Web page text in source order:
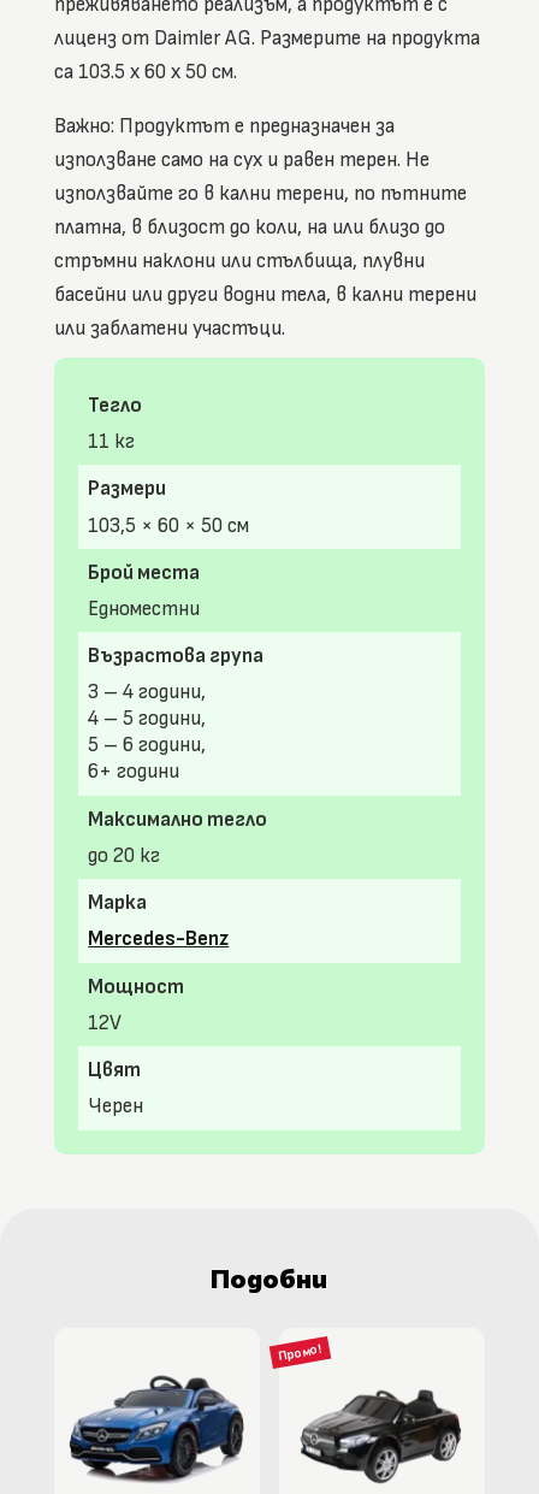
лиценз от Daimler AG. Размерите на продукта
са 103.5 x 60 x 50 см.
Важно: Продуктът е предназначен за
използване само на сух и равен терен. Не
използвайте го в кални терени, по пътните
платна, в близост до коли, на или близо до
стръмни наклони или стълбища, плувни
басейни или други водни тела, в кални терени
или заблатени участъци.
Тегло
11 кг
Размери
103,5 × 60 × 50 см
Брой места
Едноместни
Възрастова група
3 – 4 години,
4 – 5 години,
5 – 6 години,
6+ години
Максимално тегло
до 20 кг
Марка
Mercedes-Benz
Мощност
12V
Цвят
Черен
Подобни
Промо!